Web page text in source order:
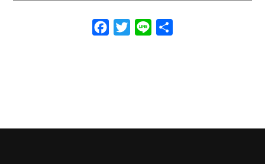
FacebookTwitterLine